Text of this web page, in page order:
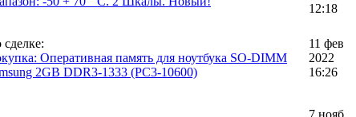
12:18
Оперативная память для ноутбука SO-DIMM
2GB DDR3-1333 (PC3-10600)
11 фев
2022
16:26
7 нояб